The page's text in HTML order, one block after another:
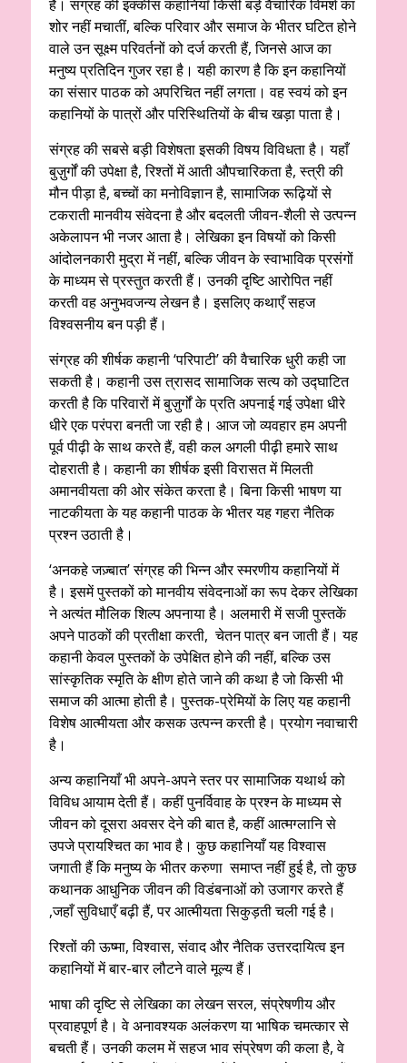
है। संग्रह की इक्कीस कहानियाँ किसी बड़े वैचारिक विमर्श का
शोर नहीं मचातीं, बल्कि परिवार और समाज के भीतर घटित होने
वाले उन सूक्ष्म परिवर्तनों को दर्ज करती हैं, जिनसे आज का
मनुष्य प्रतिदिन गुजर रहा है। यही कारण है कि इन कहानियों
का संसार पाठक को अपरिचित नहीं लगता। वह स्वयं को इन
कहानियों के पात्रों और परिस्थितियों के बीच खड़ा पाता है।
संग्रह की सबसे बड़ी विशेषता इसकी विषय विविधता है। यहाँ
बुज़ुर्गों की उपेक्षा है, रिश्तों में आती औपचारिकता है, स्त्री की
मौन पीड़ा है, बच्चों का मनोविज्ञान है, सामाजिक रूढ़ियों से
टकराती मानवीय संवेदना है और बदलती जीवन-शैली से उत्पन्न
अकेलापन भी नजर आता है। लेखिका इन विषयों को किसी
आंदोलनकारी मुद्रा में नहीं, बल्कि जीवन के स्वाभाविक प्रसंगों
के माध्यम से प्रस्तुत करती हैं। उनकी दृष्टि आरोपित नहीं
करती वह अनुभवजन्य लेखन है। इसलिए कथाएँ सहज
विश्वसनीय बन पड़ी हैं।
संग्रह की शीर्षक कहानी ‘परिपाटी’ की वैचारिक धुरी कही जा
सकती है। कहानी उस त्रासद सामाजिक सत्य को उद्घाटित
करती है कि परिवारों में बुज़ुर्गों के प्रति अपनाई गई उपेक्षा धीरे
धीरे एक परंपरा बनती जा रही है। आज जो व्यवहार हम अपनी
पूर्व पीढ़ी के साथ करते हैं, वही कल अगली पीढ़ी हमारे साथ
दोहराती है। कहानी का शीर्षक इसी विरासत में मिलती
अमानवीयता की ओर संकेत करता है। बिना किसी भाषण या
नाटकीयता के यह कहानी पाठक के भीतर यह गहरा नैतिक
प्रश्न उठाती है।
‘अनकहे जज़्बात’ संग्रह की भिन्न और स्मरणीय कहानियों में
है। इसमें पुस्तकों को मानवीय संवेदनाओं का रूप देकर लेखिका
ने अत्यंत मौलिक शिल्प अपनाया है। अलमारी में सजी पुस्तकें
अपने पाठकों की प्रतीक्षा करती, चेतन पात्र बन जाती हैं। यह
कहानी केवल पुस्तकों के उपेक्षित होने की नहीं, बल्कि उस
सांस्कृतिक स्मृति के क्षीण होते जाने की कथा है जो किसी भी
समाज की आत्मा होती है। पुस्तक-प्रेमियों के लिए यह कहानी
विशेष आत्मीयता और कसक उत्पन्न करती है। प्रयोग नवाचारी
है।
अन्य कहानियाँ भी अपने-अपने स्तर पर सामाजिक यथार्थ को
विविध आयाम देती हैं। कहीं पुनर्विवाह के प्रश्न के माध्यम से
जीवन को दूसरा अवसर देने की बात है, कहीं आत्मग्लानि से
उपजे प्रायश्चित का भाव है। कुछ कहानियाँ यह विश्वास
जगाती हैं कि मनुष्य के भीतर करुणा समाप्त नहीं हुई है, तो कुछ
कथानक आधुनिक जीवन की विडंबनाओं को उजागर करते हैं
,जहाँ सुविधाएँ बढ़ी हैं, पर आत्मीयता सिकुड़ती चली गई है।
रिश्तों की ऊष्मा, विश्वास, संवाद और नैतिक उत्तरदायित्व इन
कहानियों में बार-बार लौटने वाले मूल्य हैं।
भाषा की दृष्टि से लेखिका का लेखन सरल, संप्रेषणीय और
प्रवाहपूर्ण है। वे अनावश्यक अलंकरण या भाषिक चमत्कार से
बचती हैं। उनकी कलम में सहज भाव संप्रेषण की कला है, वे